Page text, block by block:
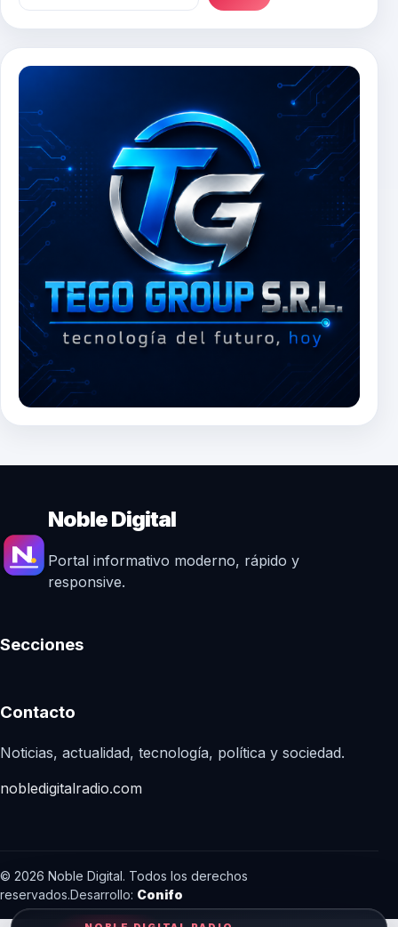
Noble Digital
Portal informativo moderno, rápido y
responsive.
Secciones
Contacto
Noticias, actualidad, tecnología, política y sociedad.
nobledigitalradio.com
© 2026 Noble Digital. Todos los derechos
reservados.Desarrollo: Conifo